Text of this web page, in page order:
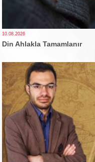
10.08.2026
Din Ahlakla Tamamlanır